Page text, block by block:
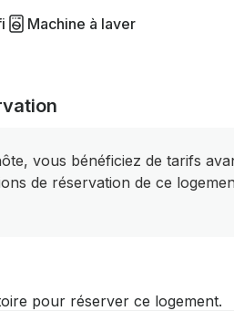
Machine à laver
vous bénéficiez de tarifs
de réservation de ce
pour réserver ce logement.